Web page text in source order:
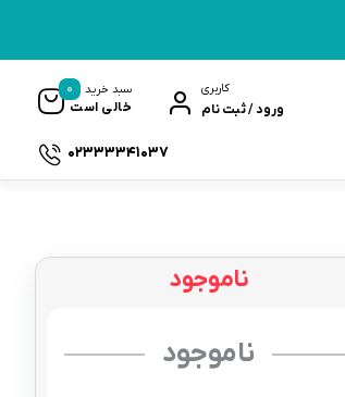
کاربری
ورود / ثبت نام
سبد خرید
خالی است
0
02333341037
ناموجود
ناموجود